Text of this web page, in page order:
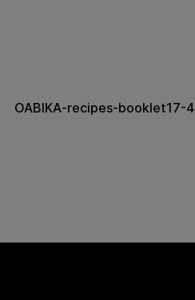
OABIKA-recipes-booklet17-4